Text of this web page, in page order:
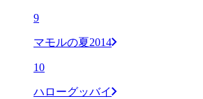
9
マモルの夏2014
10
ハローグッバイ